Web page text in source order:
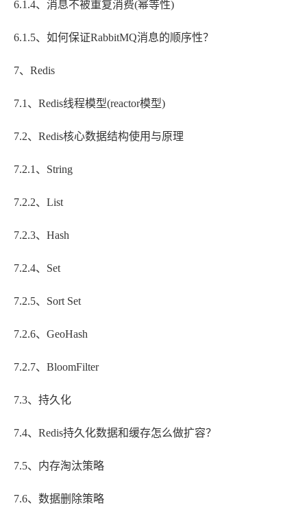
6.1.4、消息不被重复消费(幂等性)
6.1.5、如何保证RabbitMQ消息的顺序性？
7、Redis
7.1、Redis线程模型(reactor模型)
7.2、Redis核心数据结构使用与原理
7.2.1、String
7.2.2、List
7.2.3、Hash
7.2.4、Set
7.2.5、Sort Set
7.2.6、GeoHash
7.2.7、BloomFilter
7.3、持久化
7.4、Redis持久化数据和缓存怎么做扩容？
7.5、内存淘汰策略
7.6、数据删除策略